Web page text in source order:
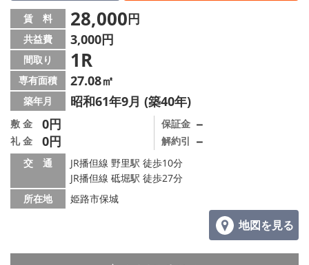
会社概要
メールでお問い合わせ
賃 料 28,000円
共益費 3,000円
間取り 1R
専有面積 27.08㎡
築年月 昭和61年9月 (築40年)
敷 金 0円
礼 金 0円
保証金 －
解約引 －
交 通
JR播但線 野里駅 徒歩10分
JR播但線 砥堀駅 徒歩27分
所在地
姫路市保城
地図を見る